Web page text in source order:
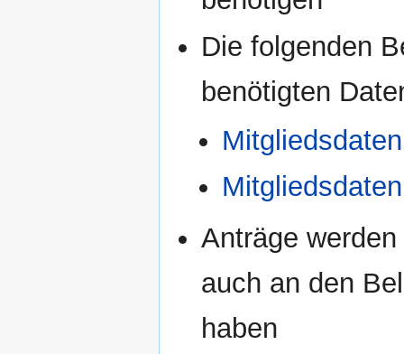
Die folgenden
benötigten
Anträge
auch an den
haben